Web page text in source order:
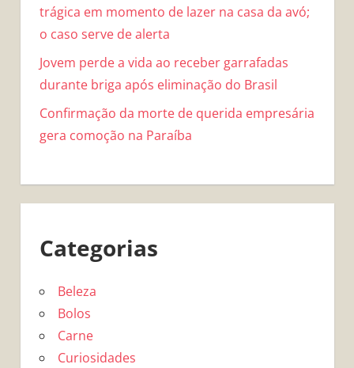
trágica em momento de lazer na casa da avó;
o caso serve de alerta
Jovem perde a vida ao receber garrafadas
durante briga após eliminação do Brasil
Confirmação da morte de querida empresária
gera comoção na Paraíba
Categorias
Beleza
Bolos
Carne
Curiosidades